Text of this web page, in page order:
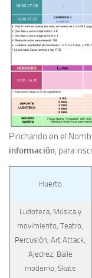
Pinchando en el
información, para
Huerto
Ludoteca, Música y
movimiento, Teatro,
Percusión, Art Attack,
Ajedrez, Baile
moderno, Skate